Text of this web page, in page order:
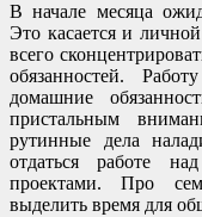
В начале месяца
Это касается и
всего
обязанностей.
домашние
пристальным
рутинные дела
отдаться работе
проектами. Про
выделить время для